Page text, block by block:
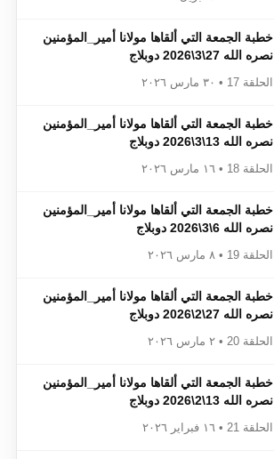
خطبة الجمعة التي ألقاها مولانا أمير_المؤمنين​​​​​​
نصره الله 27\3\2026 دوبلاج
الحلقة 17 • ٣٠ مارس ٢٠٢٦
خطبة الجمعة التي ألقاها مولانا أمير_المؤمنين​​​​​​
نصره الله 13\3\2026 دوبلاج
الحلقة 18 • ١٦ مارس ٢٠٢٦
خطبة الجمعة التي ألقاها مولانا أمير_المؤمنين​​​​​​
نصره الله 6\3\2026 دوبلاج
الحلقة 19 • ٨ مارس ٢٠٢٦
خطبة الجمعة التي ألقاها مولانا أمير_المؤمنين​​​​​​
نصره الله 27\2\2026 دوبلاج
الحلقة 20 • ٢ مارس ٢٠٢٦
خطبة الجمعة التي ألقاها مولانا أمير_المؤمنين​​​​​​
نصره الله 13\2\2026 دوبلاج
الحلقة 21 • ١٦ فبراير ٢٠٢٦